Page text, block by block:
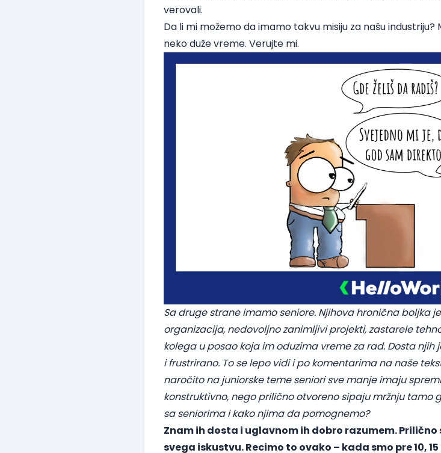
verovali.
Da li mi možemo da imamo takvu misiju za našu
neko duže vreme. Verujte mi.
Sa druge strane imamo seniore. Njihova hronična boljka
organizacija, nedovoljno zanimljivi projekti, zastarele
kolega u posao koja im oduzima vreme za rad. Dosta
i frustrirano. To se lepo vidi i po komentarima na naše
naročito na juniorske teme seniori sve manje imaju
konstruktivno, nego prilično otvoreno sipaju mržnju tamo
sa seniorima i kako njima da pomognemo?
Znam ih dosta i uglavnom ih dobro razumem.
svega iskustvu. Recimo to ovako – kada smo pre 10,